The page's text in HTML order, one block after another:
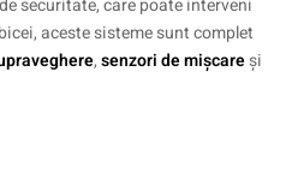
securitate, care poate interveni
aceste sisteme sunt complet
,senzori de mișcareși